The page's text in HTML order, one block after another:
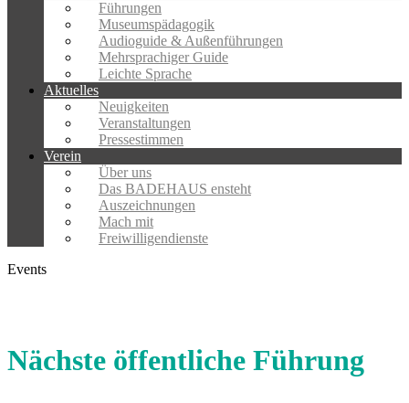
Führungen
Museumspädagogik
Audioguide & Außenführungen
Mehrsprachiger Guide
Leichte Sprache
Aktuelles
Neuigkeiten
Veranstaltungen
Pressestimmen
Verein
Über uns
Das BADEHAUS ensteht
Auszeichnungen
Mach mit
Freiwilligendienste
Events
Nächste öffentliche Führung